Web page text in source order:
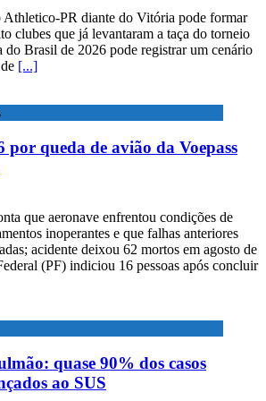
Athletico-PR diante do Vitória pode formar
clubes que já levantaram a taça do torneio
do Brasil de 2026 pode registrar um cenário
[...]
por queda de avião da Voepass
que aeronave enfrentou condições de
inoperantes e que falhas anteriores
acidente deixou 62 mortos em agosto de
(PF) indiciou 16 pessoas após concluir
quase 90% dos casos
ao SUS